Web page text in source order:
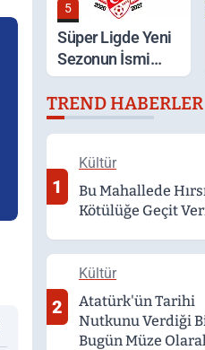
5
Süper Ligde Yeni
Sezonun İsmi
Açıklandı
TREND HABERLER
1
Kültür
Bu Mahallede
Kötülüğe Geçit
2
Kültür
Atatürk'ün Tarihi
Nutkunu Verdiği
Bugün Müze